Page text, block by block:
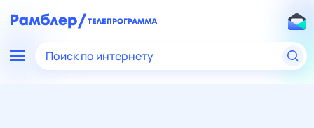
Поиск по интернету